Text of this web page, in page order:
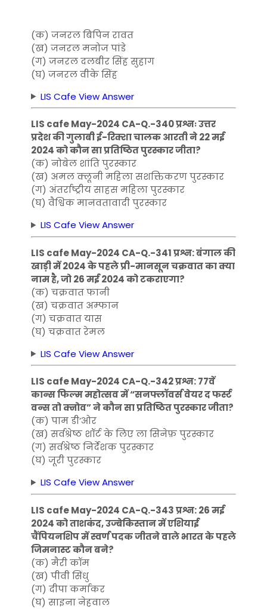
(क) जनरल बिपिन रावत
(ख) जनरल मनोज पांडे
(ग) जनरल दलबीर सिंह सुहाग
(घ) जनरल वीके सिंह
LIS Cafe View Answer
LIS cafe May-2024 CA-Q.-340 प्रश्नः उत्तर
प्रदेश की गुलाबी ई-रिक्शा चालक आरती ने 22 मई
2024 को कौन सा प्रतिष्ठित पुरस्कार जीता?
(क) नोबेल शांति पुरस्कार
(ख) अमल क्लूनी महिला सशक्तिकरण पुरस्कार
(ग) अंतर्राष्ट्रीय साहस महिला पुरस्कार
(घ) वैश्विक मानवतावादी पुरस्कार
LIS Cafe View Answer
LIS cafe May-2024 CA-Q.-341 प्रश्न: बंगाल की
खाड़ी में 2024 के पहले प्री-मानसून चक्रवात का क्या
नाम है, जो 26 मई 2024 को टकराएगा?
(क) चक्रवात फानी
(ख) चक्रवात अम्फान
(ग) चक्रवात यास
(घ) चक्रवात रेमल
LIS Cafe View Answer
LIS cafe May-2024 CA-Q.-342 प्रश्न: 77वें
कान्स फिल्म महोत्सव में “सनफ्लॉवर्स वेयर द फर्स्ट
वन्स तो क्नोव” ने कौन सा प्रतिष्ठित पुरस्कार जीता?
(क) पाम डी’ओर
(ख) सर्वश्रेष्ठ शॉर्ट के लिए ला सिनेफ़ पुरस्कार
(ग) सर्वश्रेष्ठ निर्देशक पुरस्कार
(घ) जूरी पुरस्कार
LIS Cafe View Answer
LIS cafe May-2024 CA-Q.-343 प्रश्न: 26 मई
2024 को ताशकंद, उज्बेकिस्तान में एशियाई
चैंपियनशिप में स्वर्ण पदक जीतने वाले भारत के पहले
जिमनास्ट कौन बने?
(क) मैरी कॉम
(ख) पीवी सिंधु
(ग) दीपा कर्माकर
(घ) साइना नेहवाल